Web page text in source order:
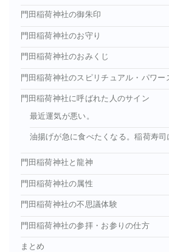
門田稲荷神社の御朱印
門田稲荷神社のお守り
門田稲荷神社のおみくじ
門田稲荷神社のスピリチュアル・パワー
門田稲荷神社に呼ばれた人のサイン
最近運気が悪い。
油揚げが急に食べたくなる。稲荷寿司
門田稲荷神社と龍神
門田稲荷神社の属性
門田稲荷神社の不思議体験
門田稲荷神社の参拝・お参りの仕方
まとめ